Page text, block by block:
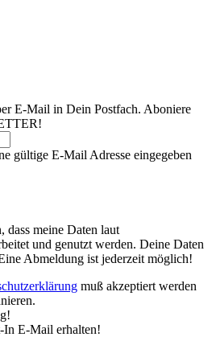
E-Mail in Dein Postfach. Aboniere
gültige E-Mail Adresse eingegeben
dass meine Daten laut
und genutzt werden. Deine Daten
Abmeldung ist jederzeit möglich!
muß akzeptiert werden
E-Mail erhalten!